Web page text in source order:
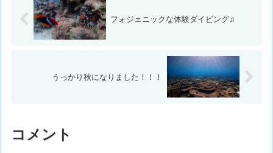
フォジェニックな体験ダイビング♫
うっかり秋になりました！！！
コメント